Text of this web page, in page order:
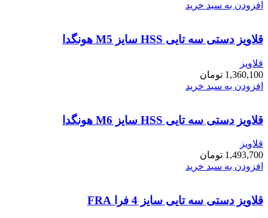
افزودن به سبد خرید
قلاویز دستی سه تایی HSS سایز M5 هونگدا
قلاویز
1,360,100 تومان
افزودن به سبد خرید
قلاویز دستی سه تایی HSS سایز M6 هونگدا
قلاویز
1,493,700 تومان
افزودن به سبد خرید
قلاویز دستی سه تایی سایز 4 فرا FRA